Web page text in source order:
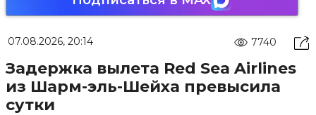
07.08.2026, 20:14 7740
Задержка вылета Red Sea Airlines
из Шарм-эль-Шейха превысила
сутки